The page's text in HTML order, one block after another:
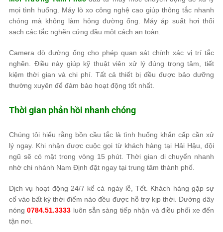
mọi tình huống. Máy lò xo công nghệ cao giúp thông tắc nhanh
chóng mà không làm hỏng đường ống. Máy áp suất hơi thổi
sạch các tắc nghẽn cứng đầu một cách an toàn.
Camera dò đường ống cho phép quan sát chính xác vị trí tắc
nghẽn. Điều này giúp kỹ thuật viên xử lý đúng trọng tâm, tiết
kiệm thời gian và chi phí. Tất cả thiết bị đều được bảo dưỡng
thường xuyên để đảm bảo hoạt động tốt nhất.
Thời gian phản hồi nhanh chóng
Chúng tôi hiểu rằng bồn cầu tắc là tình huống khẩn cấp cần xử
lý ngay. Khi nhận được cuộc gọi từ khách hàng tại Hải Hậu, đội
ngũ sẽ có mặt trong vòng 15 phút. Thời gian di chuyển nhanh
nhờ chi nhánh Nam Định đặt ngay tại trung tâm thành phố.
Dịch vụ hoạt động 24/7 kể cả ngày lễ, Tết. Khách hàng gặp sự
cố vào bất kỳ thời điểm nào đều được hỗ trợ kịp thời. Đường dây
nóng0784.51.3333 luôn sẵn sàng tiếp nhận và điều phối xe đến
tận nơi.